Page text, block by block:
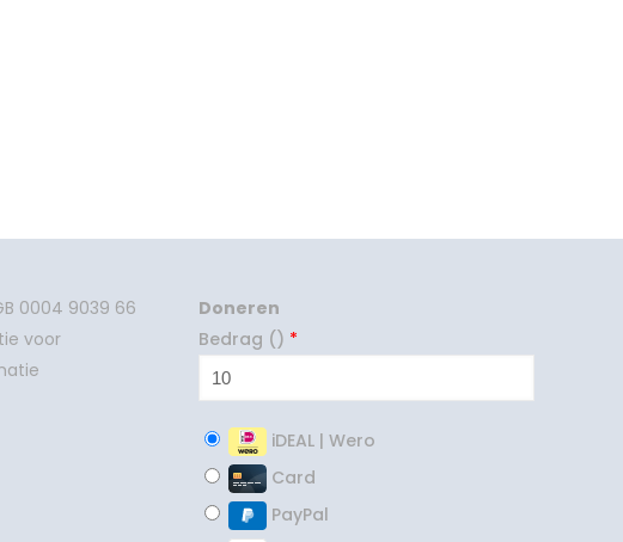
0004 9039 66
voor
Doneren
Bedrag () *
iDEAL | Wero
Card
PayPal